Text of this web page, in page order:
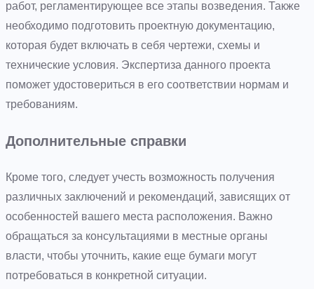
работ, регламентирующее все этапы возведения. Также
необходимо подготовить проектную документацию,
которая будет включать в себя чертежи, схемы и
технические условия. Экспертиза данного проекта
поможет удостовериться в его соответствии нормам и
требованиям.
Дополнительные справки
Кроме того, следует учесть возможность получения
различных заключений и рекомендаций, зависящих от
особенностей вашего места расположения. Важно
обращаться за консультациями в местные органы
власти, чтобы уточнить, какие еще бумаги могут
потребоваться в конкретной ситуации.